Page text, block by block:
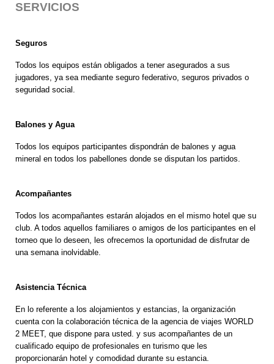
SERVICIOS
Seguros
Todos los equipos están obligados a tener asegurados a sus
jugadores, ya sea mediante seguro federativo, seguros privados o
seguridad social.
Balones y Agua
Todos los equipos participantes dispondrán de balones y agua
mineral en todos los pabellones donde se disputan los partidos.
Acompañantes
Todos los acompañantes estarán alojados en el mismo hotel que su
club. A todos aquellos familiares o amigos de los participantes en el
torneo que lo deseen, les ofrecemos la oportunidad de disfrutar de
una semana inolvidable.
Asistencia Técnica
En lo referente a los alojamientos y estancias, la organización
cuenta con la colaboración técnica de la agencia de viajes WORLD
2 MEET, que dispone para usted. y sus acompañantes de un
cualificado equipo de profesionales en turismo que les
proporcionarán hotel y comodidad durante su estancia.